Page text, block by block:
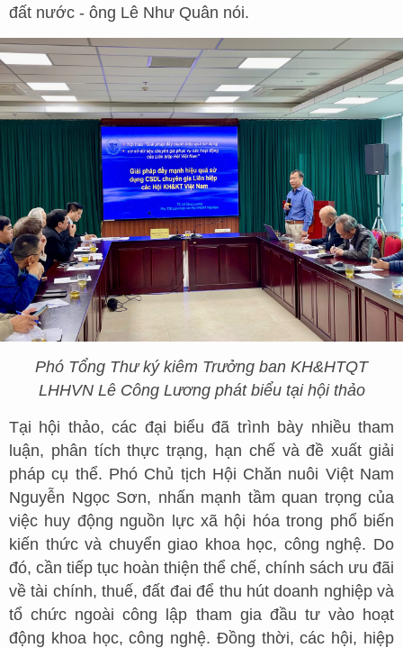
đất nước - ông Lê Như Quân nói.
Phó Tổng Thư ký kiêm Trưởng ban KH&HTQT
LHHVN Lê Công Lương phát biểu tại hội thảo
Tại hội thảo, các đại biểu đã trình bày nhiều tham
luận, phân tích thực trạng, hạn chế và đề xuất giải
pháp cụ thể. Phó Chủ tịch Hội Chăn nuôi Việt Nam
Nguyễn Ngọc Sơn, nhấn mạnh tầm quan trọng của
việc huy động nguồn lực xã hội hóa trong phổ biến
kiến thức và chuyển giao khoa học, công nghệ. Do
đó, cần tiếp tục hoàn thiện thể chế, chính sách ưu đãi
về tài chính, thuế, đất đai để thu hút doanh nghiệp và
tổ chức ngoài công lập tham gia đầu tư vào hoạt
động khoa học, công nghệ. Đồng thời, các hội, hiệp